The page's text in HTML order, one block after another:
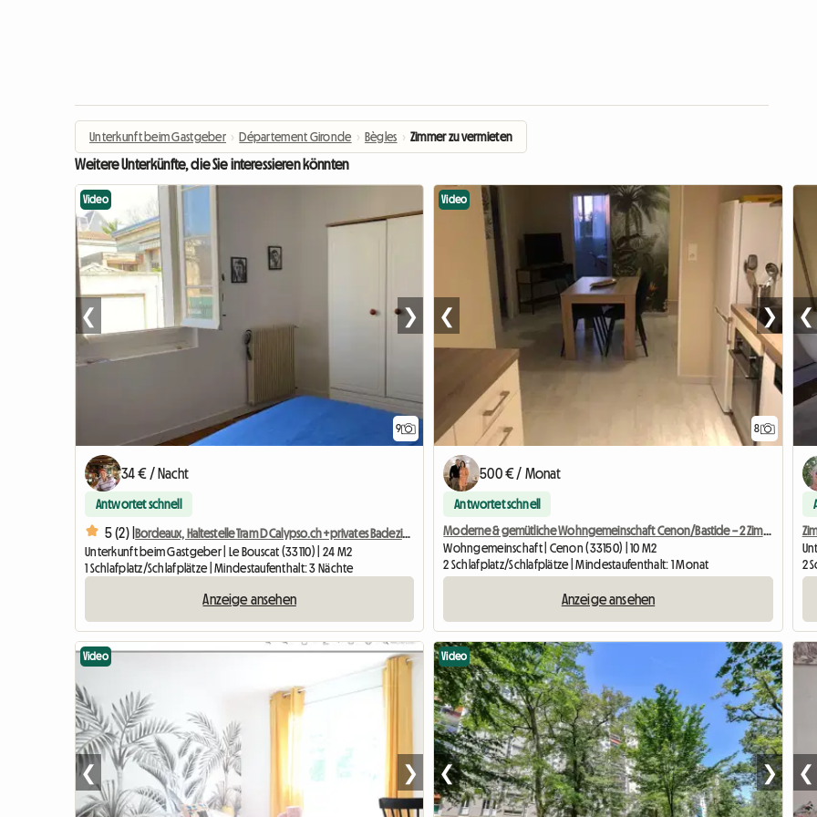
Unterkunft beim Gastgeber › Département Gironde › Bègles › Zimmer zu vermieten
Weitere Unterkünfte, die Sie interessieren könnten
9
Video
❮ ❯
34 € / Nacht
Antwortet schnell
5 (2) |
Bordeaux, Haltestelle Tram D Calypso.ch+privates Badezimmer+WC
Unterkunft beim Gastgeber | Le Bouscat (33110) | 24 M2
1 Schlafplatz/Schlafplätze | Mindestaufenthalt: 3 Nächte
Anzeige ansehen
8
Video
❮ ❯
500 € / Monat
Antwortet schnell
Moderne & gemütliche Wohngemeinschaft Cenon/Bastide – 2 Zimmer verfügbar
Wohngemeinschaft | Cenon (33150) | 10 M2
2 Schlafplatz/Schlafplätze | Mindestaufenthalt: 1 Monat
Anzeige ansehen
❮
2
Video
❮ ❯
Video
❮ ❯ ❮